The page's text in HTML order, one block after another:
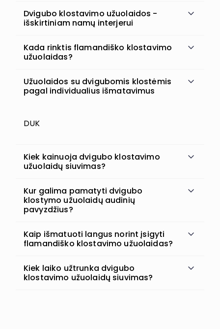
Dvigubo klostavimo užuolaidos -
išskirtiniam namų interjerui
Kada rinktis flamandiško klostavimo
užuolaidas?
Užuolaidos su dvigubomis klostėmis
pagal individualius išmatavimus
DUK
Kiek kainuoja dvigubo klostavimo
užuolaidų siuvimas?
Kur galima pamatyti dvigubo
klostymo užuolaidų audinių
pavyzdžius?
Kaip išmatuoti langus norint įsigyti
flamandiško klostavimo užuolaidas?
Kiek laiko užtrunka dvigubo
klostavimo užuolaidų siuvimas?